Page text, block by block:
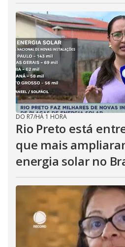
DO R7/HÁ 1 HORA
Rio Preto está
que mais
energia solar no